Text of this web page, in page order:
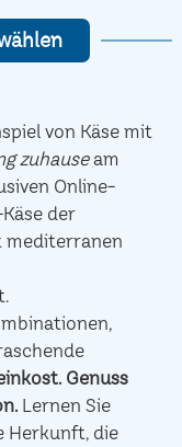
von Käse mit
zuhauseam
Online-
der
mediterranen
Genuss
Lernen Sie
Herkunft, die